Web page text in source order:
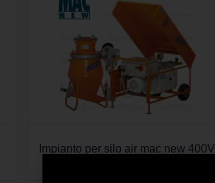
Impianto per silo air mac new 400V